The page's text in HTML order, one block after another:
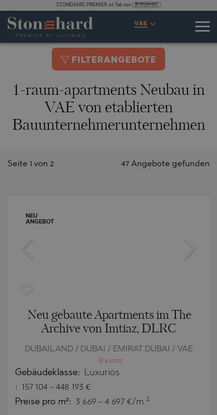
STONEHARD PREMIER ist Teil von
VAE
FILTERANGEBOTE
1-raum-apartments Neubau in
VAE von etablierten
Bauunternehmerunternehmen
47 Angebote gefunden
Seite 1 von 2
NEU
ANGEBOT
Neu gebaute Apartments im The
Archive von Imtiaz, DLRC
DUBAILAND / DUBAI / EMIRAT DUBAI / VAE
KARTE
Gebäudeklasse: Luxuriös
: 157 104 - 448 193 €
Preise pro m²: 3 669 - 4 697 €/m 2